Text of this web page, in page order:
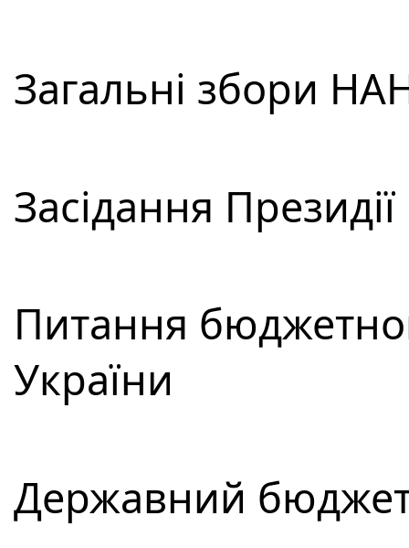
Загальні збори
Засідання
Питання
України
Державний